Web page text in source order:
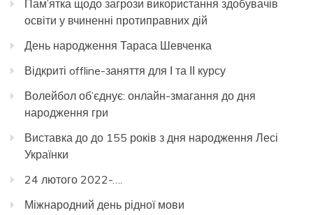
Пам’ятка щодо загрози використання здобувачів
освіти у вчиненні протиправних дій
День народження Тараса Шевченка
Відкриті offline-заняття для І та ІІ курсу
Волейбол об’єднує: онлайн-змагання до дня
народження гри
Виставка до до 155 років з дня народження Лесі
Українки
24 лютого 2022-….
Міжнародний день рідної мови